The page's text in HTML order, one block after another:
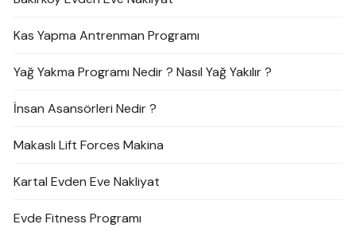
Kas Yapma Antrenman Programı
Yağ Yakma Programı Nedir ? Nasıl Yağ Yakılır ?
İnsan Asansörleri Nedir ?
Makaslı Lift Forces Makina
Kartal Evden Eve Nakliyat
Evde Fitness Programı